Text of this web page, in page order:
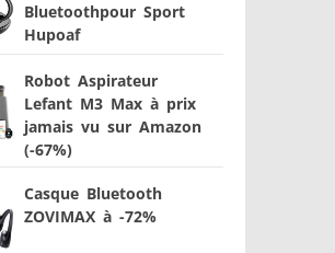
Bluetoothpour Sport
Hupoaf
Robot Aspirateur
Lefant M3 Max à prix
jamais vu sur Amazon
(-67%)
Casque Bluetooth
ZOVIMAX à -72%